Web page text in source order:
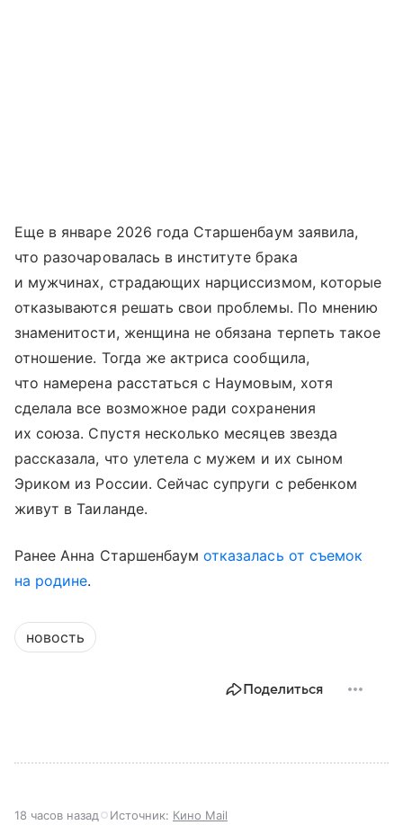
Еще в январе 2026 года Старшенбаум заявила,
что разочаровалась в институте брака
и мужчинах, страдающих нарциссизмом, которые
отказываются решать свои проблемы. По мнению
знаменитости, женщина не обязана терпеть такое
отношение. Тогда же актриса сообщила,
что намерена расстаться с Наумовым, хотя
сделала все возможное ради сохранения
их союза. Спустя несколько месяцев звезда
рассказала, что улетела с мужем и их сыном
Эриком из России. Сейчас супруги с ребенком
живут в Таиланде.
Ранее Анна Старшенбаумотказалась от съемок
на родине.
новость
Поделиться
18 часов назад Источник: Кино Mail